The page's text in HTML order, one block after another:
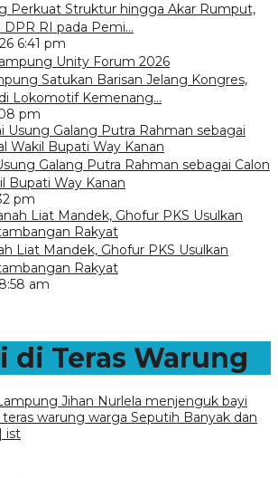
Perkuat Struktur hingga Akar Rumput,
DPR RI pada Pemi…
6:41 pm
Satukan Barisan Jelang Kongres,
Lokomotif Kemenang…
pm
Galang Putra Rahman sebagai Calon
Bupati Way Kanan
pm
Liat Mandek, Ghofur PKS Usulkan
Rakyat
am
di Teras Warung